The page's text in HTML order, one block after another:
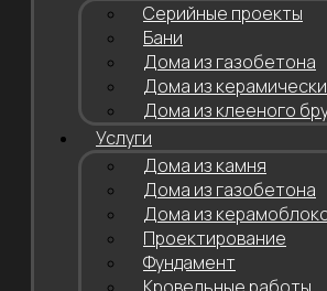
Серийные проекты
Бани
Дома из газобетона
Дома из
Дома из клееного
Услуги
Дома из камня
Дома из газобетона
Дома из
Проектирование
Фундамент